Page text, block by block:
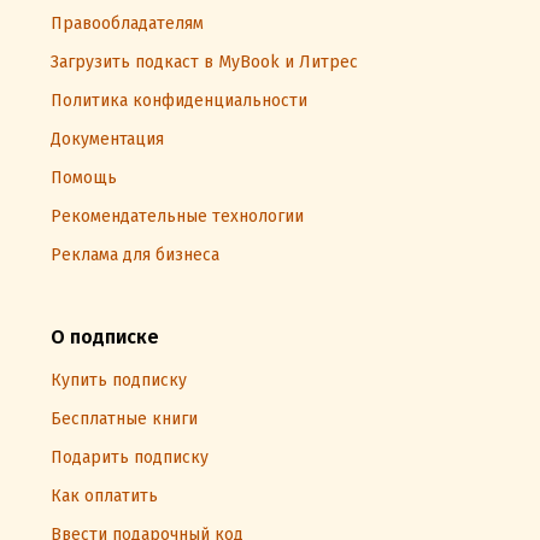
Правообладателям
Загрузить подкаст в MyBook и Литрес
Политика конфиденциальности
Документация
Помощь
Рекомендательные технологии
Реклама для бизнеса
О подписке
Купить подписку
Бесплатные книги
Подарить подписку
Как оплатить
Ввести подарочный код